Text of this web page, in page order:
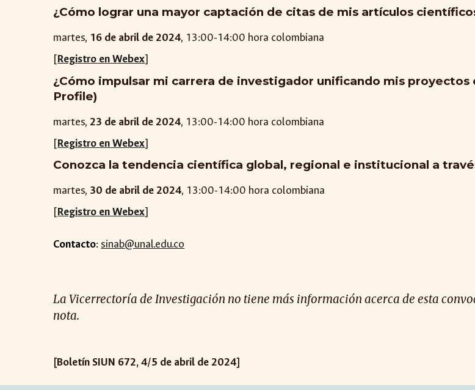
¿Cómo lograr una mayor captación de citas de mis artículos
martes, 16 de abril de 2024, 13:00-14:00 hora colombiana
[Registro en Webex]
¿Cómo impulsar mi carrera de investigador unificando mis proyectos
Profile)
martes, 23 de abril de 2024, 13:00-14:00 hora colombiana
[Registro en Webex]
Conozca la tendencia científica global, regional e institucional a
martes, 30 de abril de 2024, 13:00-14:00 hora colombiana
[Registro en Webex]
Contacto: sinab@unal.edu.co
La Vicerrectoría de Investigación no tiene más información acerca de esta
nota.
[Boletín SIUN 672,4/5 de abril de 2024]